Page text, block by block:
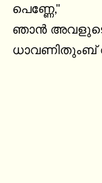
പെണ്ണേ,"
ഞാന്‍
ധാവണിതുംബ്